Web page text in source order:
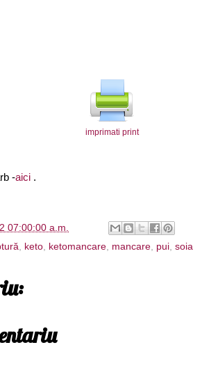
imprimati print
-aici .
07:00:00 a.m.
, keto, ketomancare, mancare, pui, soia